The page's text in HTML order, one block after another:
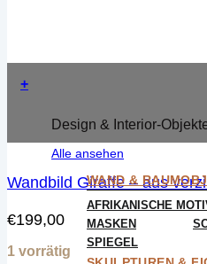
Design & Interior-
Alle ansehen
WAND &
AFRIKANISCHE
MASKEN
SPIEGEL
+
Wandbild Giraffe – aus
€199,00
1 vorrätig